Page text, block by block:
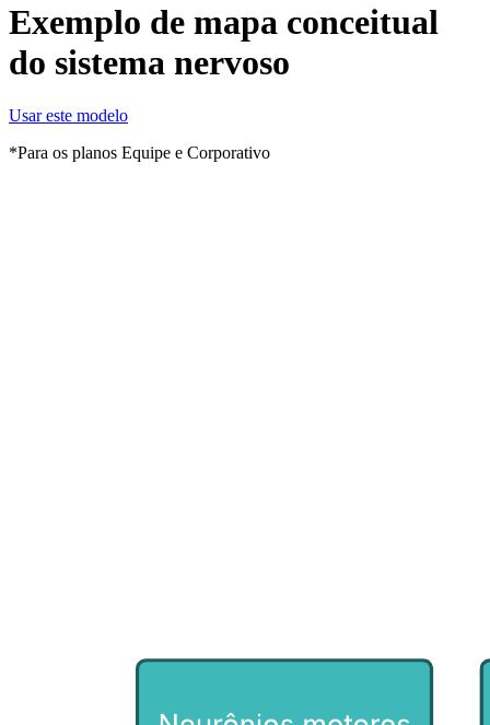
Exemplo de mapa conceitual
do sistema nervoso
Usar este modelo
*Para os planos Equipe e Corporativo